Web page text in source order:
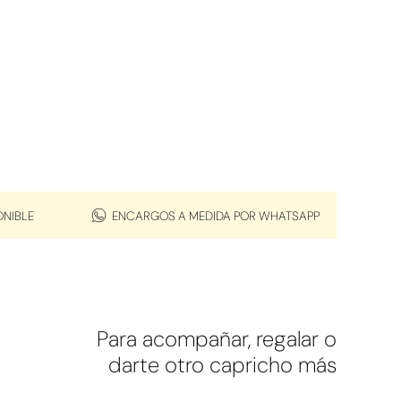
ENCARGOS A MEDIDA POR WHATSAPP
Para acompañar, regalar o
darte otro capricho más